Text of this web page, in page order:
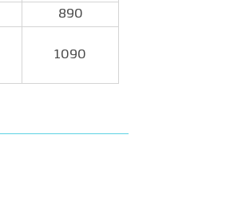
890
1090